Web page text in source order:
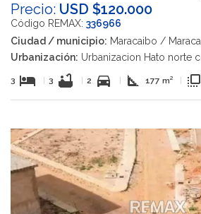
Precio: USD $120.000
Código REMAX: 336966
Ciudad / municipio: Maracaibo /
Urbanización: Urbanizacion Hato norte
3 hotel 3 bathtub 2 directions_car square_foot 177 m² flip_to_front